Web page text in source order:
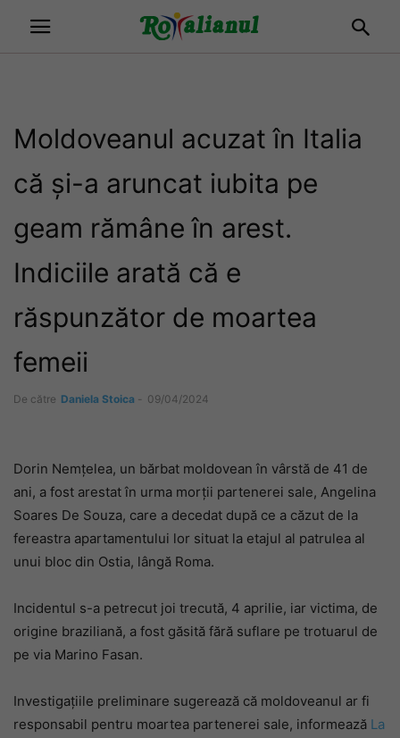
Moldoveanul acuzat în Italia
că și-a aruncat iubita pe
geam rămâne în arest.
Indiciile arată că e
răspunzător de moartea
femeii
De către Daniela Stoica - 09/04/2024
Dorin Nemțelea, un bărbat moldovean în vârstă de 41 de
ani, a fost arestat în urma morții partenerei sale, Angelina
Soares De Souza, care a decedat după ce a căzut de la
fereastra apartamentului lor situat la etajul al patrulea al
unui bloc din Ostia, lângă Roma.
Incidentul s-a petrecut joi trecută, 4 aprilie, iar victima, de
origine braziliană, a fost găsită fără suflare pe trotuarul de
pe via Marino Fasan.
Investigațiile preliminare sugerează că moldoveanul ar fi
responsabil pentru moartea partenerei sale, informează La